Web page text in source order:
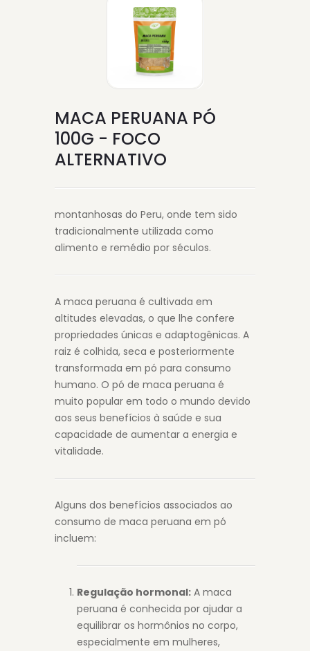
MACA PERUANA PÓ
100G - FOCO
ALTERNATIVO
montanhosas do Peru, onde tem sido
tradicionalmente utilizada como
alimento e remédio por séculos.
A maca peruana é cultivada em
altitudes elevadas, o que lhe confere
propriedades únicas e adaptogênicas. A
raiz é colhida, seca e posteriormente
transformada em pó para consumo
humano. O pó de maca peruana é
muito popular em todo o mundo devido
aos seus benefícios à saúde e sua
capacidade de aumentar a energia e
vitalidade.
Alguns dos benefícios associados ao
consumo de maca peruana em pó
incluem:
Regulação hormonal: A maca
peruana é conhecida por ajudar a
equilibrar os hormônios no corpo,
especialmente em mulheres,